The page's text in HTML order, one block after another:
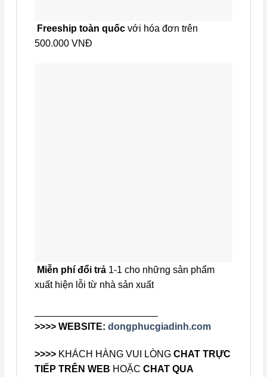
Freeship toàn quốc với hóa đơn trên
500.000 VNĐ
Miễn phí đổi trả 1-1 cho những sản phẩm
xuất hiện lỗi từ nhà sản xuất
>>>> WEBSITE: dongphucgiadinh.com
>>>> KHÁCH HÀNG VUI LÒNG CHAT TRỰC
TIẾP TRÊN WEB HOẶC CHAT QUA